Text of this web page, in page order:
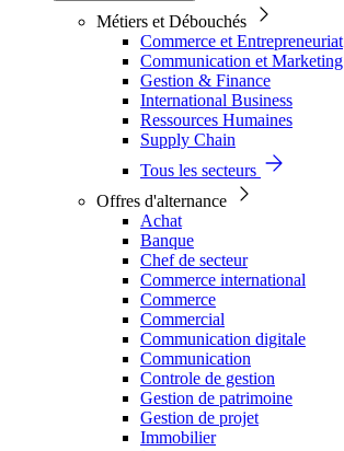
Métiers et Débouchés
Commerce et Entrepreneuriat
Communication et Marketing
Gestion & Finance
International Business
Ressources Humaines
Supply Chain
Tous les secteurs
Offres d'alternance
Achat
Banque
Chef de secteur
Commerce international
Commerce
Commercial
Communication digitale
Communication
Controle de gestion
Gestion de patrimoine
Gestion de projet
Immobilier